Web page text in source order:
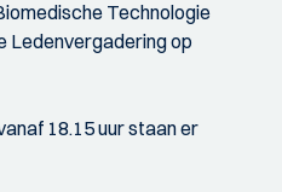
Technologie
Ledenvergadering op
18.15 uur staan er